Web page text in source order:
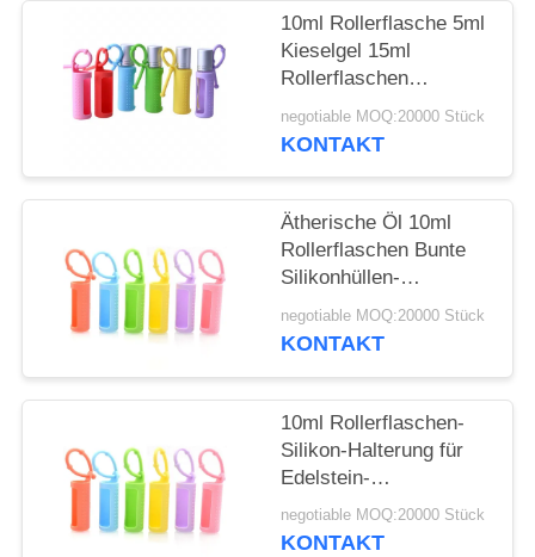
ANFORDERN
SITEMAP
POLICY
10ml Rollerflasche 5ml
Kieselgel 15ml
Rollerflaschen
Tragbare, am Kabel
befestigte,
Schützende
Silikonhülle für Flasche
negotiable MOQ:20000 Stück
KONTAKT
Ätherische Öl 10ml
Rollerflaschen Bunte
Silikonhüllen-
Schutzhülle
Nachfüllbare
negotiable MOQ:20000 Stück
KONTAKT
10ml Rollerflaschen-
Silikon-Halterung für
Edelstein-
Rollerflaschen, 5ml
Roll-On-Flaschen,
negotiable MOQ:20000 Stück
KONTAKT